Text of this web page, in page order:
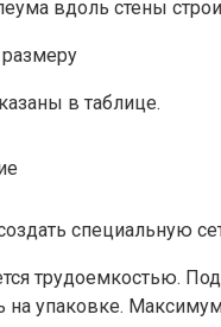
в таблице.
специальную
трудоемкостью.
на упаковке.